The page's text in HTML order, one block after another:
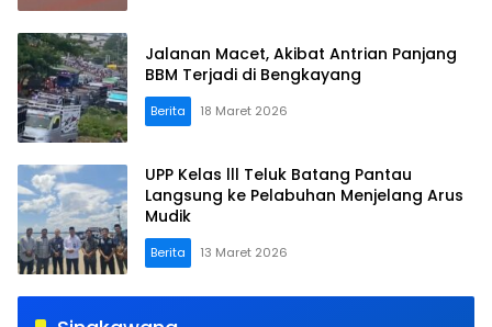
Jalanan Macet, Akibat Antrian Panjang
BBM Terjadi di Bengkayang
Berita 18 Maret 2026
UPP Kelas lll Teluk Batang Pantau
Langsung ke Pelabuhan Menjelang Arus
Mudik
Berita 13 Maret 2026